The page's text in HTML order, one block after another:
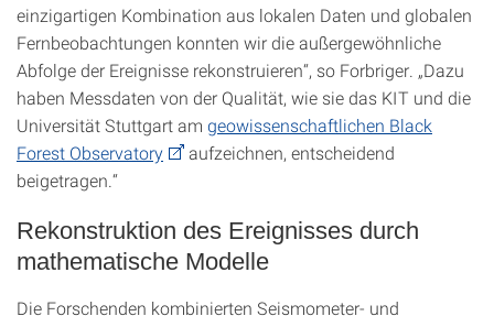
einzigartigen Kombination aus lokalen Daten und globalen
Fernbeobachtungen konnten wir die außergewöhnliche
Abfolge der Ereignisse rekonstruieren“, so Forbriger. „Dazu
haben Messdaten von der Qualität, wie sie das KIT und die
Universität Stuttgart am geowissenschaftlichen Black
Forest Observatory
aufzeichnen, entscheidend
beigetragen.“
Rekonstruktion des Ereignisses durch
mathematische Modelle
Die Forschenden kombinierten Seismometer- und